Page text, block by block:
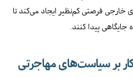
خارجی فرصتی کم‌نظیر ایجاد می‌کند تا
جایگاهی پیدا کنند.
کار بر سیاست‌های مهاجرتی